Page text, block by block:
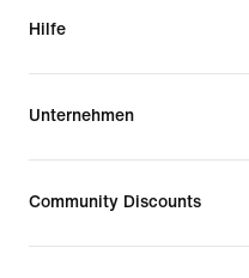
Hilfe
Unternehmen
Community Discounts